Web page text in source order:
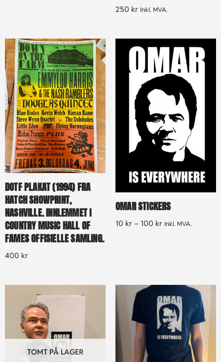
250 kr Inkl. MVA.
DOTF PLAKAT (1994) FRA
HATCH SHOWPRINT,
NASHVILLE. INNLEMMET I
COUNTRY MUSIC HALL OF
FAMES OFFISIELLE SAMLING.
400 kr
OMAR STICKERS
10 kr – 100 kr Inkl. MVA.
TOMT PÅ LAGER